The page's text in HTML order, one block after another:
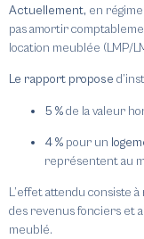
Actuellement, en
pas amortir
location meublée (LMP/
Le rapport propose
5 %de la valeur
4 % pour un
représentent au
L’effet attendu consiste
des revenus fonciers et
meublé.